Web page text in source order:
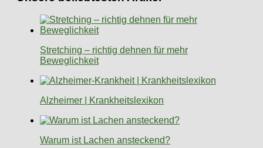
Stretching – richtig dehnen für mehr
Beweglichkeit
Alzheimer | Krankheitslexikon
Warum ist Lachen ansteckend?